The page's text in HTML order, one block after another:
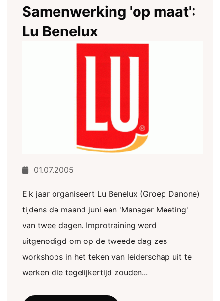
Samenwerking 'op maat':
Lu Benelux
01.07.2005
Elk jaar organiseert Lu Benelux (Groep Danone)
tijdens de maand juni een 'Manager Meeting'
van twee dagen. Improtraining werd
uitgenodigd om op de tweede dag zes
workshops in het teken van leiderschap uit te
werken die tegelijkertijd zouden...